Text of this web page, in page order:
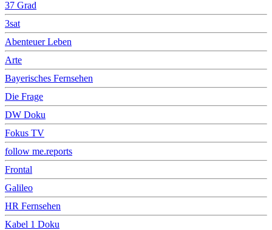
37 Grad
3sat
Abenteuer Leben
Arte
Bayerisches Fernsehen
Die Frage
DW Doku
Fokus TV
follow me.reports
Frontal
Galileo
HR Fernsehen
Kabel 1 Doku